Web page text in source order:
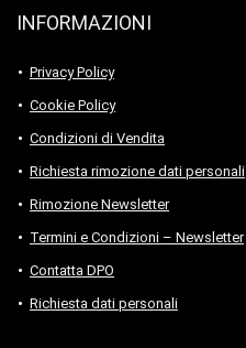
INFORMAZIONI
Privacy Policy
Cookie Policy
Condizioni di Vendita
Richiesta rimozione dati personali
Rimozione Newsletter
Termini e Condizioni – Newsletter
Contatta DPO
Richiesta dati personali